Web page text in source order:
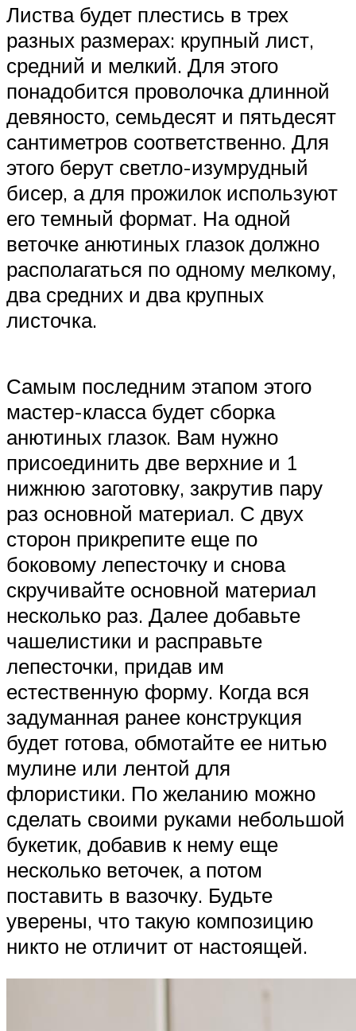
Листва будет плестись в трех
разных размерах: крупный лист,
средний и мелкий. Для этого
понадобится проволочка длинной
девяносто, семьдесят и пятьдесят
сантиметров соответственно. Для
этого берут светло-изумрудный
бисер, а для прожилок используют
его темный формат. На одной
веточке анютиных глазок должно
располагаться по одному мелкому,
два средних и два крупных
листочка.
Самым последним этапом этого
мастер-класса будет сборка
анютиных глазок. Вам нужно
присоединить две верхние и 1
нижнюю заготовку, закрутив пару
раз основной материал. С двух
сторон прикрепите еще по
боковому лепесточку и снова
скручивайте основной материал
несколько раз. Далее добавьте
чашелистики и расправьте
лепесточки, придав им
естественную форму. Когда вся
задуманная ранее конструкция
будет готова, обмотайте ее нитью
мулине или лентой для
флористики. По желанию можно
сделать своими руками небольшой
букетик, добавив к нему еще
несколько веточек, а потом
поставить в вазочку. Будьте
уверены, что такую композицию
никто не отличит от настоящей.